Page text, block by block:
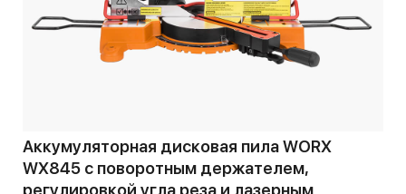
Аккумуляторная дисковая пила WORX
WX845 с поворотным держателем,
регулировкой угла реза и лазерным